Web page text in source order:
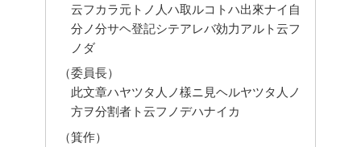
云フカラ元トノ人ハ取ルコトハ出來ナイ自
分ノ分サヘ登記シテアレバ効力アルト云フ
ノダ
（委員長）
此文章ハヤツタ人ノ樣ニ見ヘルヤツタ人ノ
方ヲ分割者ト云フノデハナイカ
（箕作）